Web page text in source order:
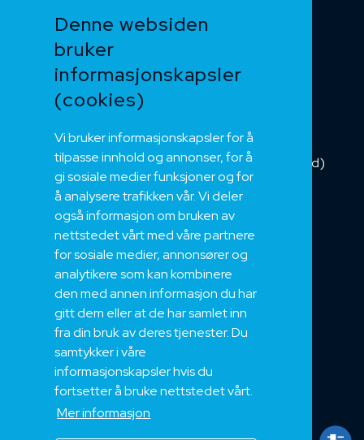
Denne websiden
bruker
informasjonskapsler
(cookies)
Vi bruker informasjonskapsler for å
tilpasse innhold og annonser, for å
gi sosiale medier funksjoner og for
å analysere trafikken vår. Vi deler
også informasjon om bruken av
nettstedet vårt med våre partnere
for sosiale medier, annonsører og
analytikere som kan kombinere
den med annen informasjon du har
gitt dem eller at de har samlet inn
fra din bruk av deres tjenester. Du
samtykker i våre
informasjonskapsler hvis du
fortsetter å bruke nettstedet vårt.
Mer informasjon
Heis og kran
Kategorikabel
Installasjonskabel
Kombikabel (Hybrid)
DNV sertifisert
Tilbehør
Om oss
Bærekraft og Åpenhet
Jobb hos oss
Sertifiseringer
Support
Teknisk
Eksport
Salgs og Leveringsbetingelser